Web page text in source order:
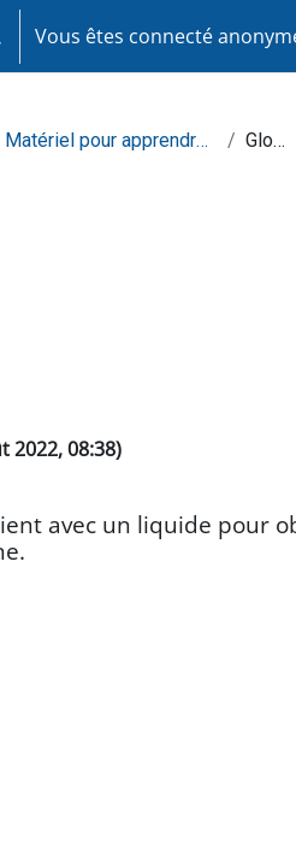
désactiver la saisie de
Vous êtes connecté
Matériel pour apprendre de façon autonome Glossaire
2022, 08:38)
avec un liquide pour